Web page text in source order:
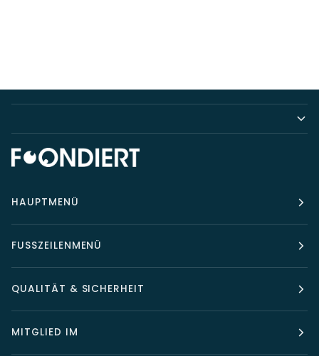
HAUPTMENÜ
FUSSZEILENMENÜ
QUALITÄT & SICHERHEIT
MITGLIED IM